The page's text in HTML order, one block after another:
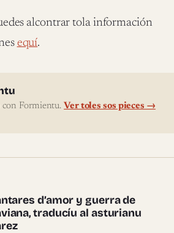
alcontrar tola información
equí.
con Formientu. Ver toles sos pieces →
pieces
d’amor y guerra de
traducíu al asturianu